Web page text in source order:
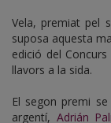
Vela, premiat pel
suposa aquesta
edició del
llavors a la sida.
El segon premi
argentí, Adrián